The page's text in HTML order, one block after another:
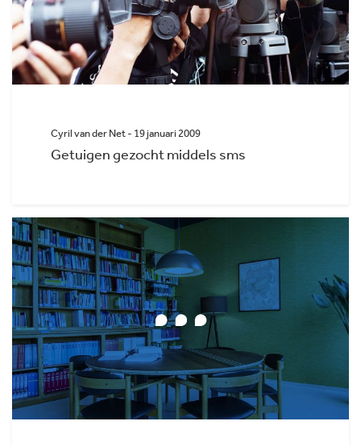
Cyril van der Net - 19 januari 2009
Getuigen gezocht middels sms